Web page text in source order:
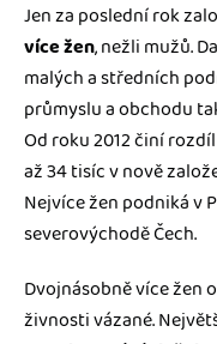
Jen za poslední rok
více žen, nežli mužů.
malých a středních
průmyslu a obchodu
Od roku 2012 činí
až 34 tisíc v nově
Nejvíce žen podniká v
severovýchodě Čech.
Dvojnásobně více žen
živnosti vázané.